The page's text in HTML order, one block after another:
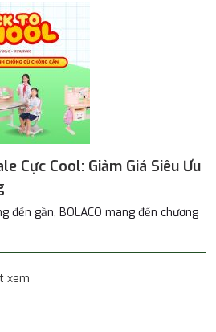
Cực Cool: Giảm Giá Siêu Ưu
gần, BOLACO mang đến chương
xem